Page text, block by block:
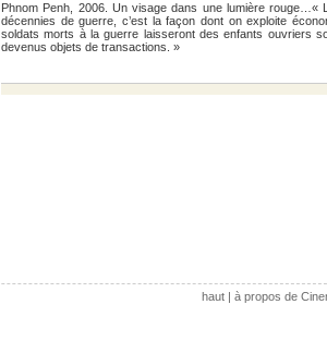
Phnom Penh, 2006. Un visage dans une lumière
décennies de guerre, c’est la façon dont on exploite
soldats morts à la guerre laisseront des enfants ouvriers
devenus objets de transactions. »
haut| à propos de